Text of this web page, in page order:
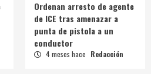
Ordenan arresto de agente
de ICE tras amenazar a
punta de pistola a un
conductor
4 meses hace Redacción